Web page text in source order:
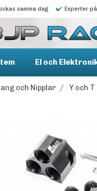
samma dag Experter
El och
och Nipplar / Y och